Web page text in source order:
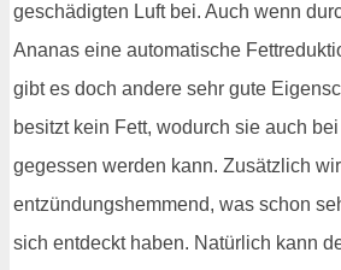
geschädigten Luft bei. Auch wenn
Ananas eine automatische
gibt es doch andere sehr gute
besitzt kein Fett, wodurch sie auch
gegessen werden kann. Zusätzlich
entzündungshemmend, was schon
sich entdeckt haben. Natürlich kann